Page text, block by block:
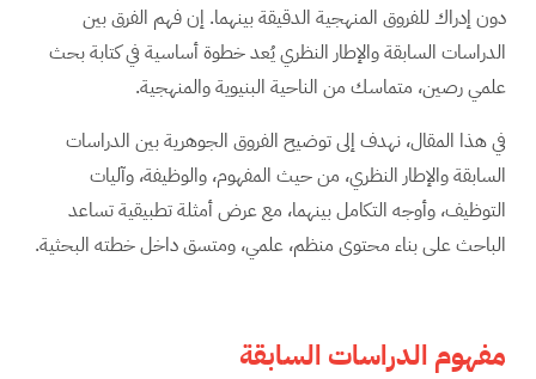
دون إدراك للفروق المنهجية الدقيقة بينهما. إن فهم الفرق بين
الدراسات السابقة والإطار النظري يُعد خطوة أساسية في كتابة بحث
علمي رصين، متماسك من الناحية البنيوية والمنهجية.
في هذا المقال، نهدف إلى توضيح الفروق الجوهرية بين الدراسات
السابقة والإطار النظري، من حيث المفهوم، والوظيفة، وآليات
التوظيف، وأوجه التكامل بينهما، مع عرض أمثلة تطبيقية تساعد
الباحث على بناء محتوى منظم، علمي، ومتسق داخل خطته البحثية.
مفهوم الدراسات السابقة